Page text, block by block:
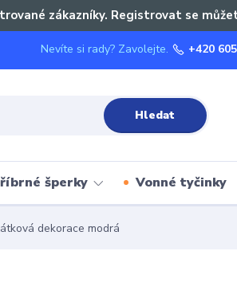
zákazníky. Registrovat se
Hledat
Nevíte si rady? Zavolejte. +420
šperky Vonné tyčinky
dekorace modrá